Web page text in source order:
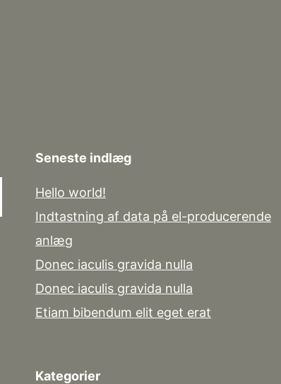
Seneste indlæg
Hello world!
Indtastning af data på el-producerende
anlæg
Donec iaculis gravida nulla
Donec iaculis gravida nulla
Etiam bibendum elit eget erat
Kategorier